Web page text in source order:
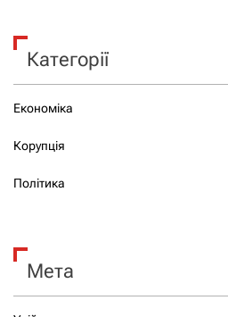
Категорії
Економіка
Корупція
Політика
Мета